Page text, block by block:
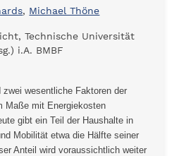
, Michael Thöne
Technische Universität
i.A. BMBF
wesentliche Faktoren der
Maße mit Energiekosten
gibt ein Teil der Haushalte in
Mobilität etwa die Hälfte seiner
Anteil wird voraussichtlich weiter